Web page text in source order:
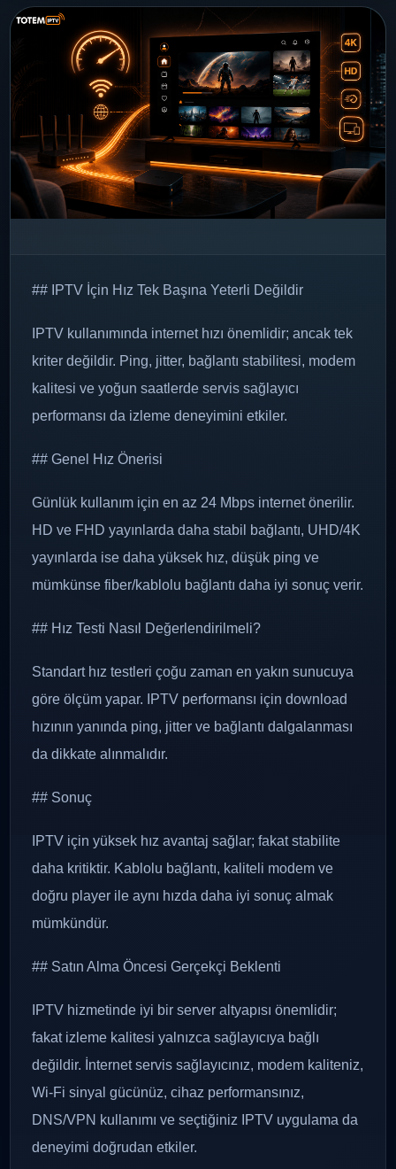
## IPTV İçin Hız Tek Başına Yeterli Değildir
IPTV kullanımında internet hızı önemlidir; ancak tek
kriter değildir. Ping, jitter, bağlantı stabilitesi, modem
kalitesi ve yoğun saatlerde servis sağlayıcı
performansı da izleme deneyimini etkiler.
## Genel Hız Önerisi
Günlük kullanım için en az 24 Mbps internet önerilir.
HD ve FHD yayınlarda daha stabil bağlantı, UHD/4K
yayınlarda ise daha yüksek hız, düşük ping ve
mümkünse fiber/kablolu bağlantı daha iyi sonuç verir.
## Hız Testi Nasıl Değerlendirilmeli?
Standart hız testleri çoğu zaman en yakın sunucuya
göre ölçüm yapar. IPTV performansı için download
hızının yanında ping, jitter ve bağlantı dalgalanması
da dikkate alınmalıdır.
## Sonuç
IPTV için yüksek hız avantaj sağlar; fakat stabilite
daha kritiktir. Kablolu bağlantı, kaliteli modem ve
doğru player ile aynı hızda daha iyi sonuç almak
mümkündür.
## Satın Alma Öncesi Gerçekçi Beklenti
IPTV hizmetinde iyi bir server altyapısı önemlidir;
fakat izleme kalitesi yalnızca sağlayıcıya bağlı
değildir. İnternet servis sağlayıcınız, modem kaliteniz,
Wi-Fi sinyal gücünüz, cihaz performansınız,
DNS/VPN kullanımı ve seçtiğiniz IPTV uygulama da
deneyimi doğrudan etkiler.